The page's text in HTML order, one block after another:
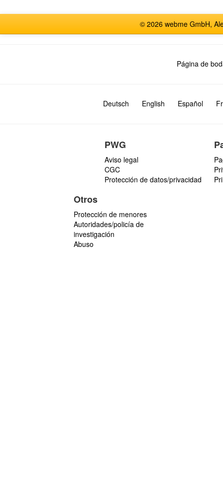
© 2026 webme GmbH,
Página de
Deutsch English Español
PWG
Aviso legal
CGC
Protección de datos/privacidad
Otros
Protección de menores
Autoridades/policía de
investigación
Abuso